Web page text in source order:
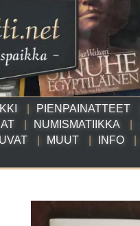
PIENPAINATTEET
NUMISMATIIKKA
MUUT INFO